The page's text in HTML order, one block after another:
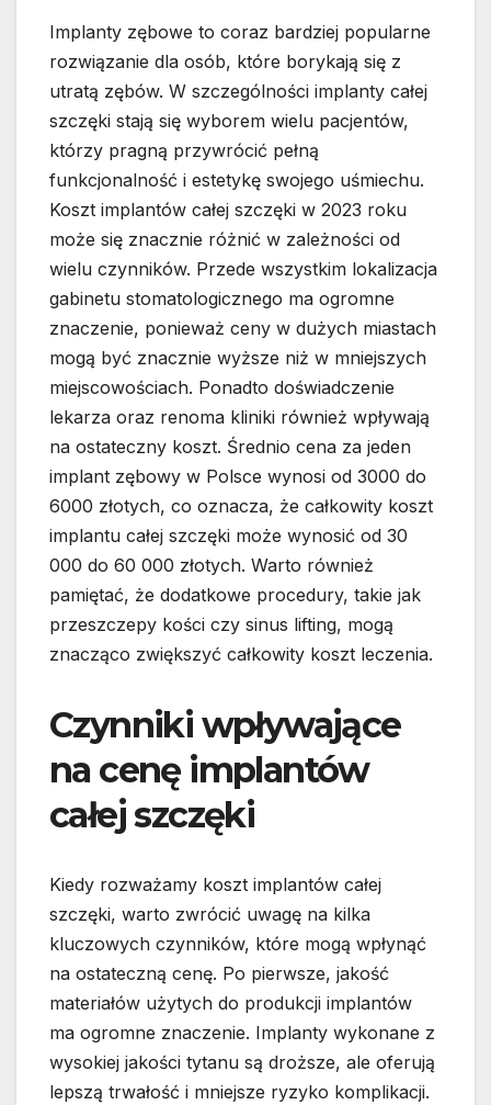
Implanty zębowe to coraz bardziej popularne
rozwiązanie dla osób, które borykają się z
utratą zębów. W szczególności implanty całej
szczęki stają się wyborem wielu pacjentów,
którzy pragną przywrócić pełną
funkcjonalność i estetykę swojego uśmiechu.
Koszt implantów całej szczęki w 2023 roku
może się znacznie różnić w zależności od
wielu czynników. Przede wszystkim lokalizacja
gabinetu stomatologicznego ma ogromne
znaczenie, ponieważ ceny w dużych miastach
mogą być znacznie wyższe niż w mniejszych
miejscowościach. Ponadto doświadczenie
lekarza oraz renoma kliniki również wpływają
na ostateczny koszt. Średnio cena za jeden
implant zębowy w Polsce wynosi od 3000 do
6000 złotych, co oznacza, że całkowity koszt
implantu całej szczęki może wynosić od 30
000 do 60 000 złotych. Warto również
pamiętać, że dodatkowe procedury, takie jak
przeszczepy kości czy sinus lifting, mogą
znacząco zwiększyć całkowity koszt leczenia.
Czynniki wpływające
na cenę implantów
całej szczęki
Kiedy rozważamy koszt implantów całej
szczęki, warto zwrócić uwagę na kilka
kluczowych czynników, które mogą wpłynąć
na ostateczną cenę. Po pierwsze, jakość
materiałów użytych do produkcji implantów
ma ogromne znaczenie. Implanty wykonane z
wysokiej jakości tytanu są droższe, ale oferują
lepszą trwałość i mniejsze ryzyko komplikacji.